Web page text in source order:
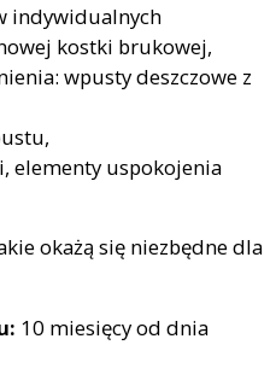
indywidualnych
kostki brukowej,
wpusty deszczowe z
elementy uspokojenia
okażą się niezbędne dla
10 miesięcy od dnia